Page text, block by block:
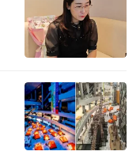
storage